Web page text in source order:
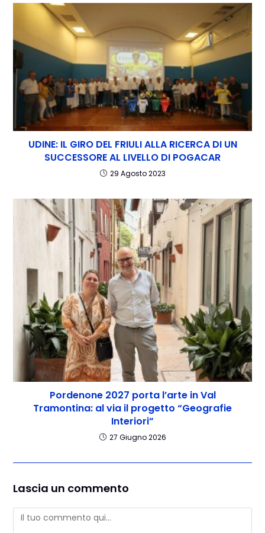
UDINE: IL GIRO DEL FRIULI ALLA RICERCA DI UN
SUCCESSORE AL LIVELLO DI POGACAR
29 Agosto 2023
Pordenone 2027 porta l’arte in Val
Tramontina: al via il progetto “Geografie
Interiori”
27 Giugno 2026
Lascia un commento